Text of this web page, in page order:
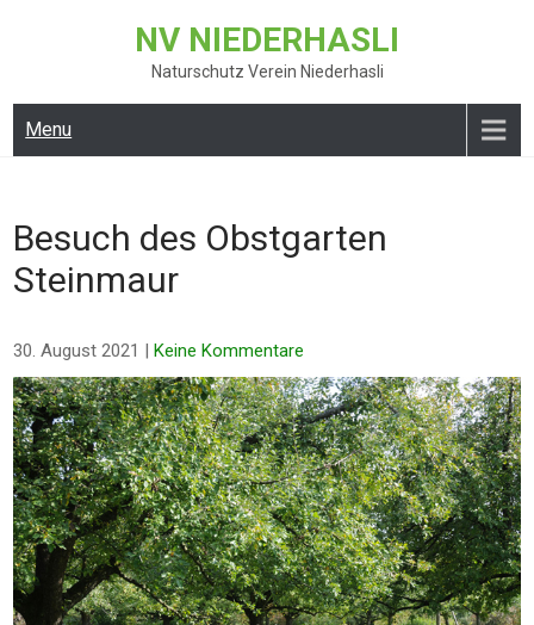
NV NIEDERHASLI
Naturschutz Verein Niederhasli
Menu
Besuch des Obstgarten
Steinmaur
30. August 2021 |Keine Kommentare